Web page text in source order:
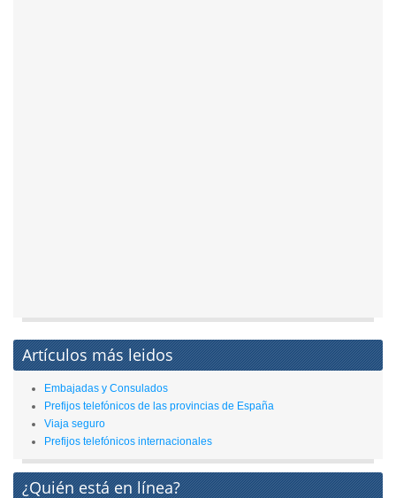
Artículos más leidos
Embajadas y Consulados
Prefijos telefónicos de las provincias de España
Viaja seguro
Prefijos telefónicos internacionales
¿Quién está en línea?